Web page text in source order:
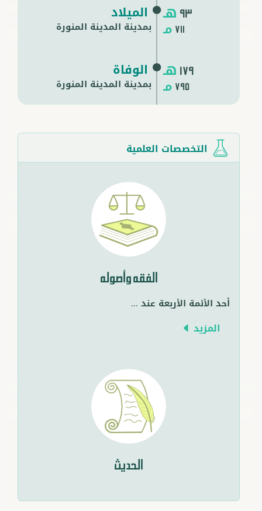
هـ 93
مـ 711
الميلاد
بمدينة المدينة المنورة
هـ 179
مـ 795
الوفاة
بمدينة المدينة المنورة
التخصصات العلمية
الفقه وأصوله
أحد الأئمة الأربعة عند ...
المزيد
الحديث